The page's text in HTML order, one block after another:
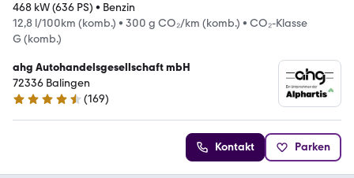
468 kW (636 PS) • Benzin
12,8 l/100km (komb.) • 300 g CO₂/km (komb.) • CO₂-Klasse
G (komb.)
ahg Autohandelsgesellschaft mbH
72336 Balingen
4.4 Sterne
(169)
Kontakt Parken